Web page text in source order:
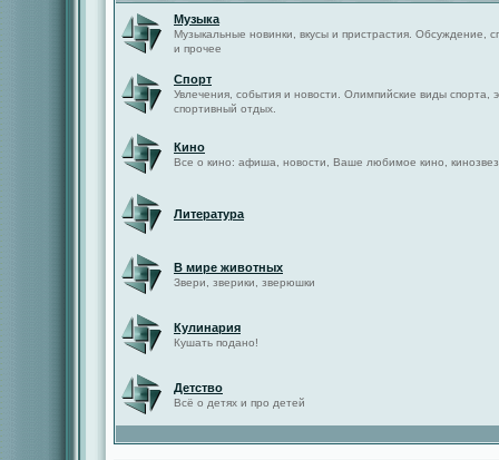
Музыка
Музыкальные новинки, вкусы и пристрастия. Обсуждение,
и прочее
Спорт
Увлечения, события и новости. Олимпийские виды спорта,
спортивный отдых.
Кино
Все о кино: афиша, новости, Ваше любимое кино,
Литература
В мире животных
Звери, зверики, зверюшки
Кулинария
Кушать подано!
Детство
Всё о детях и про детей